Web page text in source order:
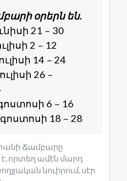
օրերն են.
21 – 30
2 – 12
14 – 24
26 –
6 – 16
18 – 28
Ճամբարը
որտեղ ամէն մարդ
նուիրում, սէր